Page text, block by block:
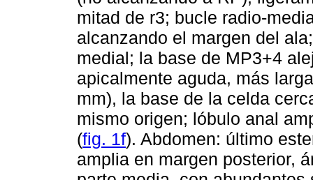
mitad de r3; bucle radio-
alcanzando el margen del
medial; la base de MP3+4
apicalmente aguda, más
mm), la base de la celda
mismo origen; lóbulo anal
(fig. 1f). Abdomen: último
amplia en margen posterior,